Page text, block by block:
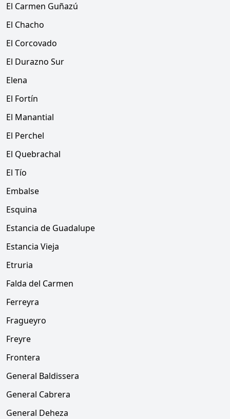
El Carmen Guñazú
El Chacho
El Corcovado
El Durazno Sur
Elena
El Fortín
El Manantial
El Perchel
El Quebrachal
El Tío
Embalse
Esquina
Estancia de Guadalupe
Estancia Vieja
Etruria
Falda del Carmen
Ferreyra
Fragueyro
Freyre
Frontera
General Baldissera
General Cabrera
General Deheza